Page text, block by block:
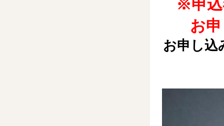
※申込
お
お申し込